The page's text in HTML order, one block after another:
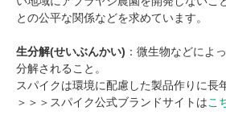
との公平な関係などを求めています。
生分解(せいぶんかい) ：微生物などによ
分解されること。
スパイクは環境に配慮した製品作りに長
＞＞＞スパイク公式ブランドサイトはこ